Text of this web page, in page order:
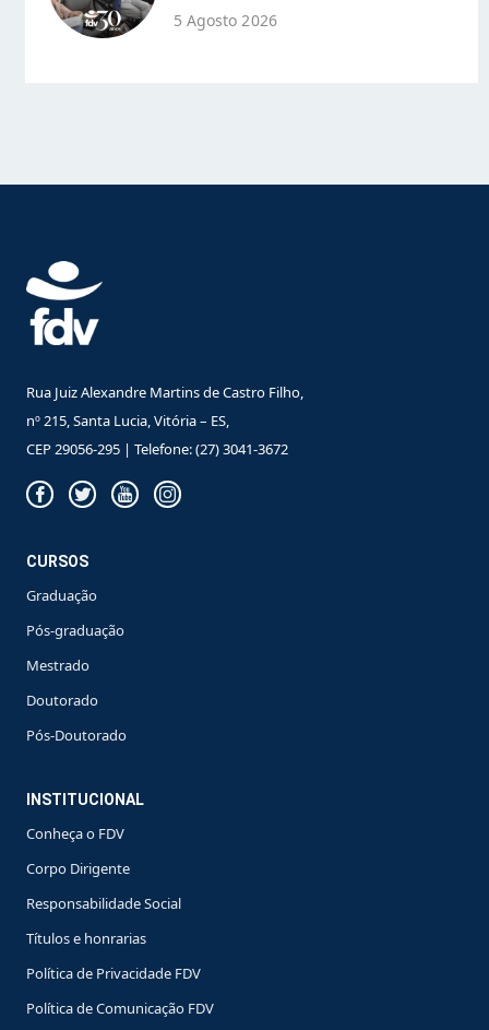
5 Agosto 2026
Rua Juiz Alexandre Martins de Castro Filho,
nº 215, Santa Lucia, Vitória – ES,
CEP 29056-295 | Telefone: (27) 3041-3672
CURSOS
Graduação
Pós-graduação
Mestrado
Doutorado
Pós-Doutorado
INSTITUCIONAL
Conheça o FDV
Corpo Dirigente
Responsabilidade Social
Títulos e honrarias
Política de Privacidade FDV
Política de Comunicação FDV